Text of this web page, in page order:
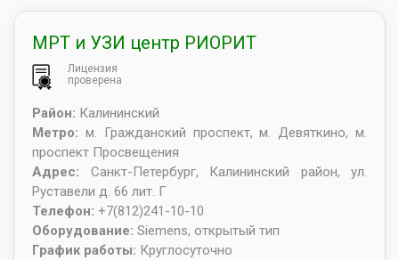
МРТ и УЗИ центр РИОРИТ
Лицензия
проверена
Район: Калининский
Метро: м. Гражданский проспект, м. Девяткино, м.
проспект Просвещения
Адрес: Санкт-Петербург, Калининский район, ул.
Руставели д. 66 лит. Г
Телефон: +7(812)241-10-10
Оборудование: Siemens, открытый тип
График работы: Круглосуточно